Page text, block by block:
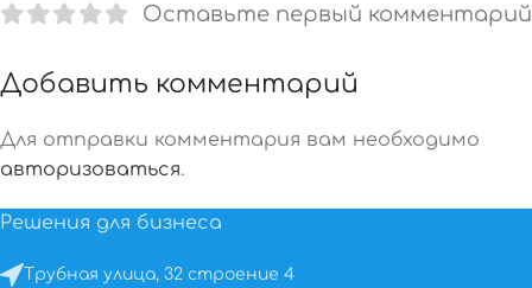
Оставьте первый комментарий
Добавить комментарий
Для отправки комментария вам необходимо
авторизоваться.
Решения для бизнеса
Трубная улица, 32 строение 4